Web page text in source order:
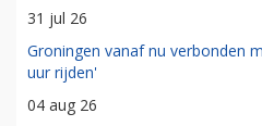
31 jul 26
Groningen vanaf nu verbonden
uur rijden'
04 aug 26